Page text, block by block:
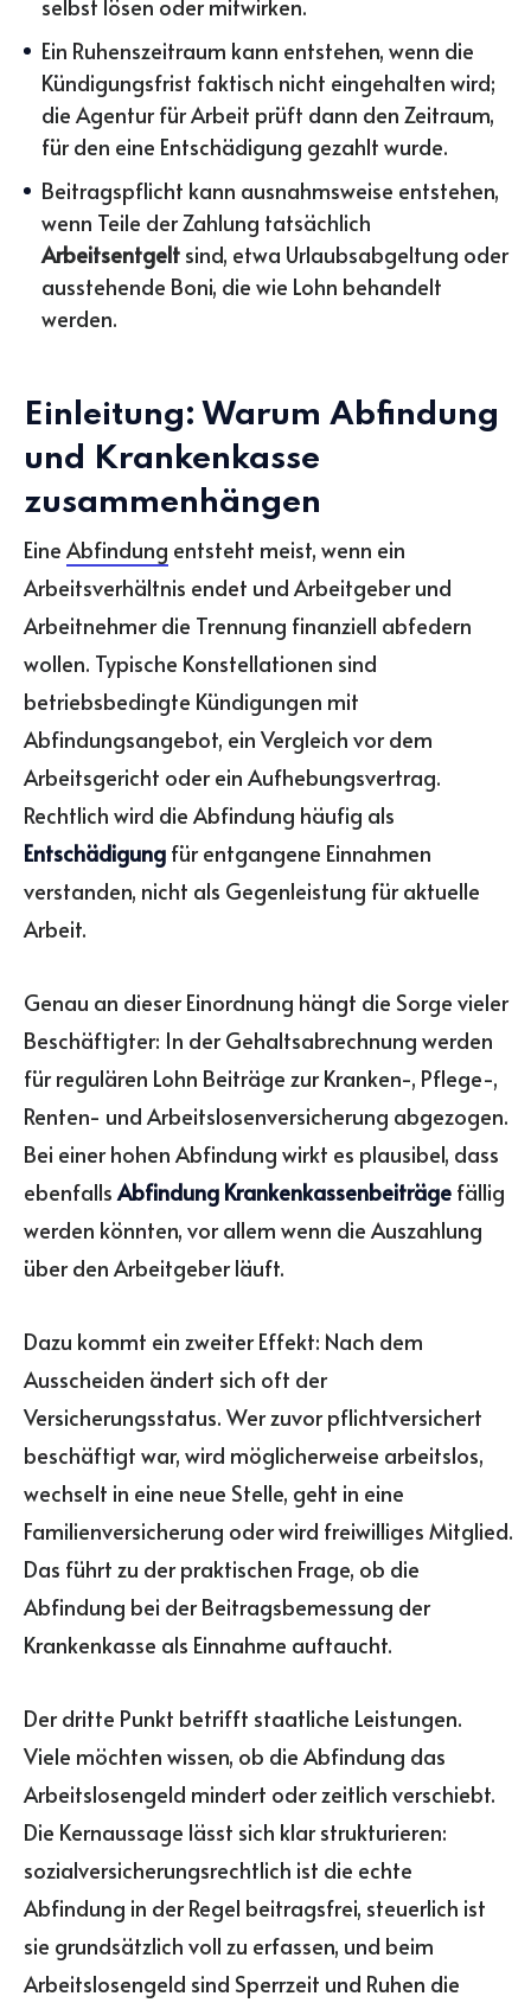
selbst lösen oder mitwirken.
Ein Ruhenszeitraum kann entstehen, wenn die
Kündigungsfrist faktisch nicht eingehalten wird;
die Agentur für Arbeit prüft dann den Zeitraum,
für den eine Entschädigung gezahlt wurde.
Beitragspflicht kann ausnahmsweise entstehen,
wenn Teile der Zahlung tatsächlich
Arbeitsentgelt sind, etwa Urlaubsabgeltung oder
ausstehende Boni, die wie Lohn behandelt
werden.
Einleitung: Warum Abfindung
und Krankenkasse
zusammenhängen
Eine Abfindung entsteht meist, wenn ein
Arbeitsverhältnis endet und Arbeitgeber und
Arbeitnehmer die Trennung finanziell abfedern
wollen. Typische Konstellationen sind
betriebsbedingte Kündigungen mit
Abfindungsangebot, ein Vergleich vor dem
Arbeitsgericht oder ein Aufhebungsvertrag.
Rechtlich wird die Abfindung häufig als
Entschädigung für entgangene Einnahmen
verstanden, nicht als Gegenleistung für aktuelle
Arbeit.
Genau an dieser Einordnung hängt die Sorge vieler
Beschäftigter: In der Gehaltsabrechnung werden
für regulären Lohn Beiträge zur Kranken-, Pflege-,
Renten- und Arbeitslosenversicherung abgezogen.
Bei einer hohen Abfindung wirkt es plausibel, dass
ebenfallsAbfindung Krankenkassenbeiträge fällig
werden könnten, vor allem wenn die Auszahlung
über den Arbeitgeber läuft.
Dazu kommt ein zweiter Effekt: Nach dem
Ausscheiden ändert sich oft der
Versicherungsstatus. Wer zuvor pflichtversichert
beschäftigt war, wird möglicherweise arbeitslos,
wechselt in eine neue Stelle, geht in eine
Familienversicherung oder wird freiwilliges Mitglied.
Das führt zu der praktischen Frage, ob die
Abfindung bei der Beitragsbemessung der
Krankenkasse als Einnahme auftaucht.
Der dritte Punkt betrifft staatliche Leistungen.
Viele möchten wissen, ob die Abfindung das
Arbeitslosengeld mindert oder zeitlich verschiebt.
Die Kernaussage lässt sich klar strukturieren:
sozialversicherungsrechtlich ist die echte
Abfindung in der Regel beitragsfrei, steuerlich ist
sie grundsätzlich voll zu erfassen, und beim
Arbeitslosengeld sind Sperrzeit und Ruhen die